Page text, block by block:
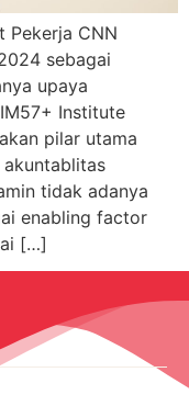
Pekerja CNN
sebagai
upaya
Institute
pilar utama
tidak adanya
enabling factor
[…]